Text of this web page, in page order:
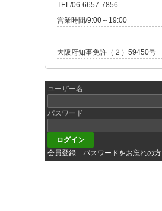
TEL/06-6657-7856
営業時間/9:00～19:00
大阪府知事免許（２）59450号
ユーザー名
パスワード
会員登録 パスワードをお忘れの方